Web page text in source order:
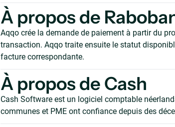
À propos de
Aqqo crée la demande de paiement à partir du
transaction. Aqqo traite ensuite le statut
facture correspondante.
À propos de Cash
Cash Software est un logiciel comptable
communes et PME ont confiance depuis des